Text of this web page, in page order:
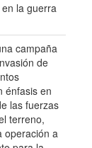
la guerra
campaña
de
énfasis en
las fuerzas
terreno,
operación a